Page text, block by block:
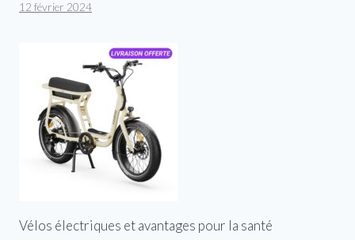
12 février 2024
Vélos électriques et avantages pour la santé